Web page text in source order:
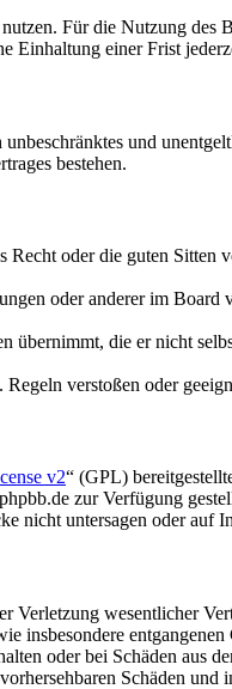
Für die Nutzung
Einhaltung einer Frist
und
bestehen.
oder die guten Sitten
oder anderer im
die er nicht
verstoßen oder
v2“ (GPL)
zur Verfügung
nicht untersagen oder auf
wesentlicher
insbesondere entgangenen
oder bei Schäden aus
Schäden